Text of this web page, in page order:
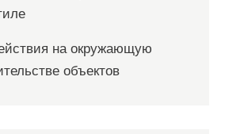
на окружающую
объектов